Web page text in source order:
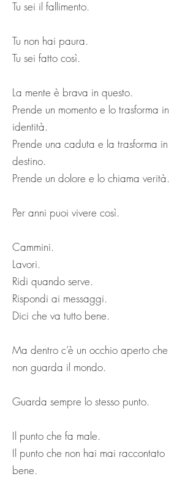
Tu sei il fallimento.
Tu non hai paura.
Tu sei fatto così.
La mente è brava in questo.
Prende un momento e lo trasforma in
identità.
Prende una caduta e la trasforma in
destino.
Prende un dolore e lo chiama verità.
Per anni puoi vivere così.
Cammini.
Lavori.
Ridi quando serve.
Rispondi ai messaggi.
Dici che va tutto bene.
Ma dentro c’è un occhio aperto che
non guarda il mondo.
Guarda sempre lo stesso punto.
Il punto che fa male.
Il punto che non hai mai raccontato
bene.